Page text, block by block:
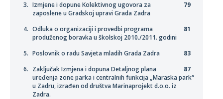
79
Izmjene i dopune Kolektivnog ugovora za
zaposlene u Gradskoj upravi Grada Zadra
81
Odluka o organizaciji i provedbi programa
produženog boravka u školskoj 2010./2011. godini
83
Poslovnik o radu Savjeta mladih Grada Zadra
87
Zaključak Izmjena i dopuna Detaljnog plana
uređenja zone parka i centralnih funkcija „Maraska park“
u Zadru, izrađen od društva Marinaprojekt d.o.o. iz
Zadra.